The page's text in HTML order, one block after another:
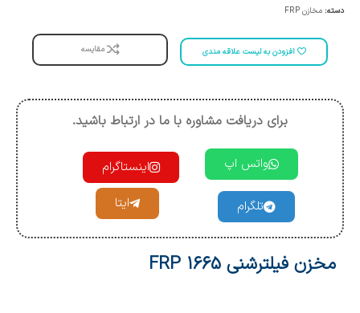
دسته: مخازن FRP
افزودن به لیست علاقه مندی مقایسه
برای دریافت مشاوره با ما در ارتباط باشید.
واتس اپ اینستاگرام
تلگرام ایتا
مخزن فیلترشنی 1665 FRP